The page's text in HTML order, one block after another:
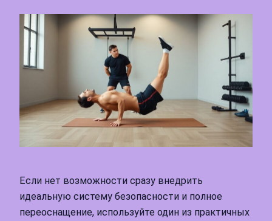
Если нет возможности сразу внедрить
идеальную систему безопасности и полное
переоснащение, используйте один из практичных